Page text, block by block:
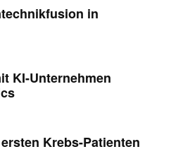
in
KI-Unternehmen
Krebs-Patienten